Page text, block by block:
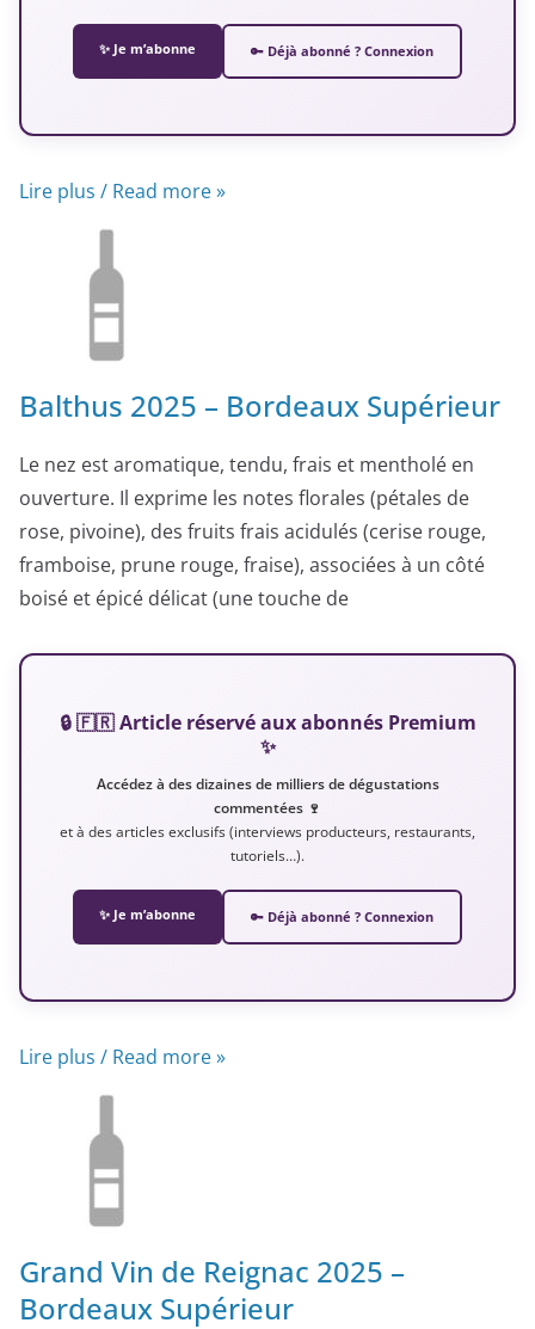
✨ Je m’abonne 🔑 Déjà abonné ? Connexion
Lire plus / Read more »
Balthus 2025 – Bordeaux Supérieur
Le nez est aromatique, tendu, frais et mentholé en
ouverture. Il exprime les notes florales (pétales de
rose, pivoine), des fruits frais acidulés (cerise rouge,
framboise, prune rouge, fraise), associées à un côté
boisé et épicé délicat (une touche de
🔒 🇫🇷 Article réservé aux abonnés Premium
✨
Accédez à des dizaines de milliers de dégustations
commentées 🍷
et à des articles exclusifs (interviews producteurs, restaurants,
tutoriels…).
✨ Je m’abonne 🔑 Déjà abonné ? Connexion
Lire plus / Read more »
Grand Vin de Reignac 2025 –
Bordeaux Supérieur